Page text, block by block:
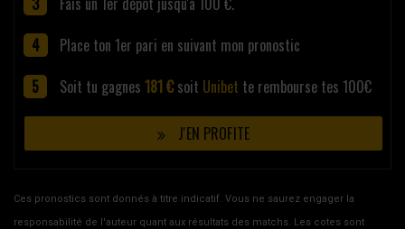
Place ton 1er pari en suivant mon pronostic
Soit tu gagnes 181 € soit Unibet te rembourse tes 100€
J'EN PROFITE
Ces pronostics sont donnés à titre indicatif. Vous ne saurez engager la
responsabilité de l'auteur quant aux résultats des matchs. Les cotes sont